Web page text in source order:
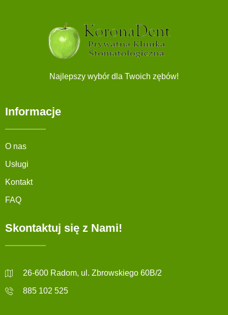
Najlepszy wybór dla Twoich zębów!
Informacje
O nas
Usługi
Kontakt
FAQ
Skontaktuj się z Nami!
26-600 Radom, ul. Zbrowskiego 60B/2
885 102 525